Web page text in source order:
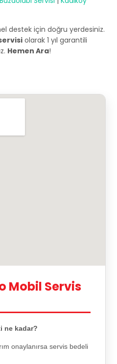
destek için doğru yerdesiniz.
olarak 1 yıl garantili
Hemen Ara!
Mobil Servis
ne kadar?
onaylanırsa servis bedeli